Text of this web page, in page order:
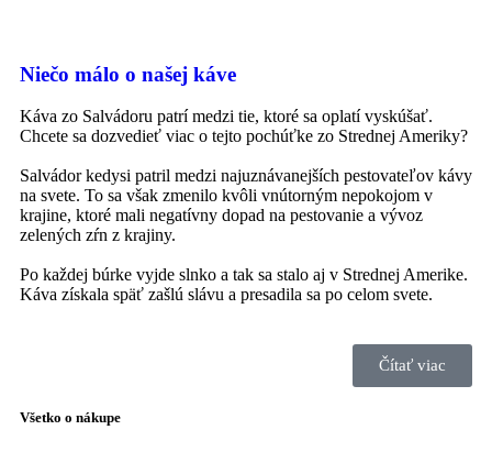
Niečo málo o našej káve
Káva zo Salvádoru patrí medzi tie, ktoré sa oplatí vyskúšať.
Chcete sa dozvedieť viac o tejto pochúťke zo Strednej Ameriky?
Salvádor kedysi patril medzi najuznávanejších pestovateľov kávy
na svete. To sa však zmenilo kvôli vnútorným nepokojom v
krajine, ktoré mali negatívny dopad na pestovanie a vývoz
zelených zŕn z krajiny.
Po každej búrke vyjde slnko a tak sa stalo aj v Strednej Amerike.
Káva získala späť zašlú slávu a presadila sa po celom svete.
Čítať viac
Všetko o nákupe